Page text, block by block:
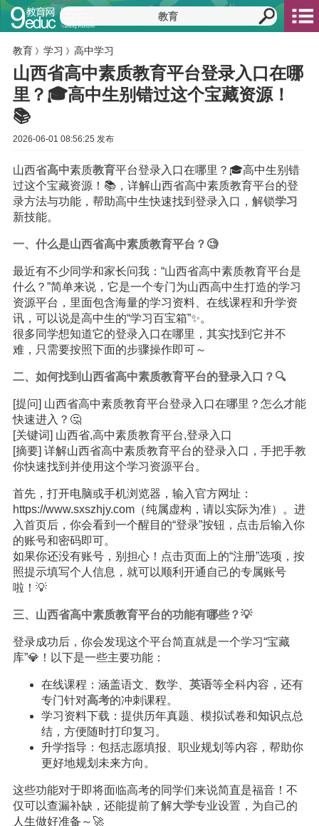
教育 》 学习 》 高中学习
山西省高中素质教育平台登录入口在哪
里？🎓高中生别错过这个宝藏资源！
📚
2026-06-01 08:56:25 发布
山西省高中素质教育平台登录入口在哪里？🎓高中生别错
过这个宝藏资源！📚，详解山西省高中素质教育平台的登
录方法与功能，帮助高中生快速找到登录入口，解锁学习
新技能。
一、什么是山西省高中素质教育平台？🧐
最近有不少同学和家长问我：“山西省高中素质教育平台是
什么？”简单来说，它是一个专门为山西高中生打造的学习
资源平台，里面包含海量的学习资料、在线课程和升学资
讯，可以说是高中生的“学习百宝箱”✨。
很多同学想知道它的登录入口在哪里，其实找到它并不
难，只需要按照下面的步骤操作即可～
二、如何找到山西省高中素质教育平台的登录入口？🔍
[提问] 山西省高中素质教育平台登录入口在哪里？怎么才能
快速进入？🤔
[关键词] 山西省,高中素质教育平台,登录入口
[摘要] 详解山西省高中素质教育平台的登录入口，手把手教
你快速找到并使用这个学习资源平台。
首先，打开电脑或手机浏览器，输入官方网址：
https://www.sxszhjy.com（纯属虚构，请以实际为准）。进
入首页后，你会看到一个醒目的“登录”按钮，点击后输入你
的账号和密码即可。
如果你还没有账号，别担心！点击页面上的“注册”选项，按
照提示填写个人信息，就可以顺利开通自己的专属账号
啦！💡
三、山西省高中素质教育平台的功能有哪些？💡
登录成功后，你会发现这个平台简直就是一个学习“宝藏
库”💎！以下是一些主要功能：
在线课程：涵盖语文、数学、 英语等全科内容，还有
专门针对高考的冲刺课程。
学习资料下载：提供历年真题、模拟试卷和知识点总
结，方便随时打印复习。
升学指导：包括志愿填报、职业规划等内容，帮助你
更好地规划未来方向。
这些功能对于即将面临高考的同学们来说简直是福音！不
仅可以查漏补缺，还能提前了解大学专业设置，为自己的
人生做好准备～🚀